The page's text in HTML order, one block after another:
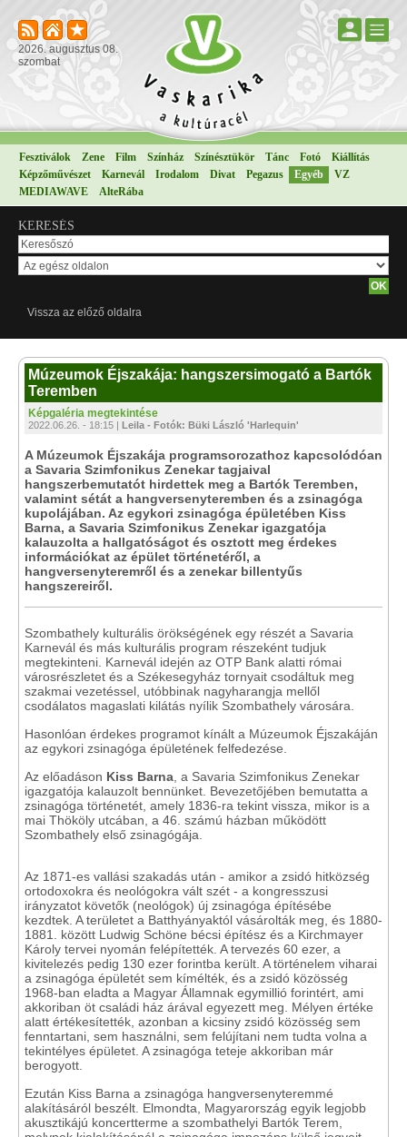
2026. augusztus 08.
szombat
Fesztiválok Zene Film Színház Színésztükör Tánc Fotó
Kiállítás
Képzőművészet
Karnevál Irodalom Divat Pegazus Egyéb
VZ
MEDIAWAVE
AlteRába
KERESÉS
Vissza az előző oldalra
Múzeumok Éjszakája: hangszersimogató a Bartók
Teremben
Képgaléria megtekintése
2022.06.26. - 18:15 | Leila - Fotók: Büki László 'Harlequin'
A Múzeumok Éjszakája programsorozathoz kapcsolódóan
a Savaria Szimfonikus Zenekar tagjaival
hangszerbemutatót hirdettek meg a Bartók Teremben,
valamint sétát a hangversenyteremben és a zsinagóga
kupolájában. Az egykori zsinagóga épületében Kiss
Barna, a Savaria Szimfonikus Zenekar igazgatója
kalauzolta a hallgatóságot és osztott meg érdekes
információkat az épület történetéről, a
hangversenyteremről és a zenekar billentyűs
hangszereiről.
Szombathely kulturális örökségének egy részét a Savaria
Karnevál és más kulturális program részeként tudjuk
megtekinteni. Karnevál idején az OTP Bank alatti római
városrészletet és a Székesegyház tornyait csodáltuk meg
szakmai vezetéssel, utóbbinak nagyharangja mellől
csodálatos magaslati kilátás nyílik Szombathely városára.
Hasonlóan érdekes programot kínált a Múzeumok Éjszakáján
az egykori zsinagóga épületének felfedezése.
Az előadáson Kiss Barna , a Savaria Szimfonikus Zenekar
igazgatója kalauzolt bennünket. Bevezetőjében bemutatta a
zsinagóga történetét, amely 1836-ra tekint vissza, mikor is a
mai Thököly utcában, a 46. számú házban működött
Szombathely első zsinagógája.
Az 1871-es vallási szakadás után - amikor a zsidó hitközség
ortodoxokra és neológokra vált szét - a kongresszusi
irányzatot követők (neológok) új zsinagóga építésébe
kezdtek. A területet a Batthyányaktól vásárolták meg, és 1880-
1881. között Ludwig Schöne bécsi építész és a Kirchmayer
Károly tervei nyomán felépítették. A tervezés 60 ezer, a
kivitelezés pedig 130 ezer forintba került. A történelem viharai
a zsinagóga épületét sem kímélték, és a zsidó közösség
1968-ban eladta a Magyar Államnak egymillió forintért, ami
akkoriban öt családi ház árával egyezett meg. Mélyen értéke
alatt értékesítették, azonban a kicsiny zsidó közösség sem
fenntartani, sem használni, sem felújítani nem tudta volna a
tekintélyes épületet. A zsinagóga teteje akkoriban már
berogyott.
Ezután Kiss Barna a zsinagóga hangversenyteremmé
alakításáról beszélt. Elmondta, Magyarország egyik legjobb
akusztikájú koncertterme a szombathelyi Bartók Terem,